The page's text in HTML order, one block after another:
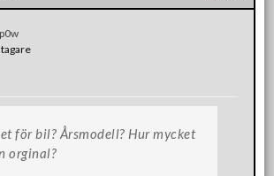
för bil? Årsmodell? Hur mycket
orginal?